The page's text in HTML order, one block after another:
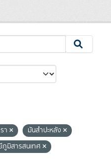
า
มันสำปะหลัง
ภูมิสารสนเทศ